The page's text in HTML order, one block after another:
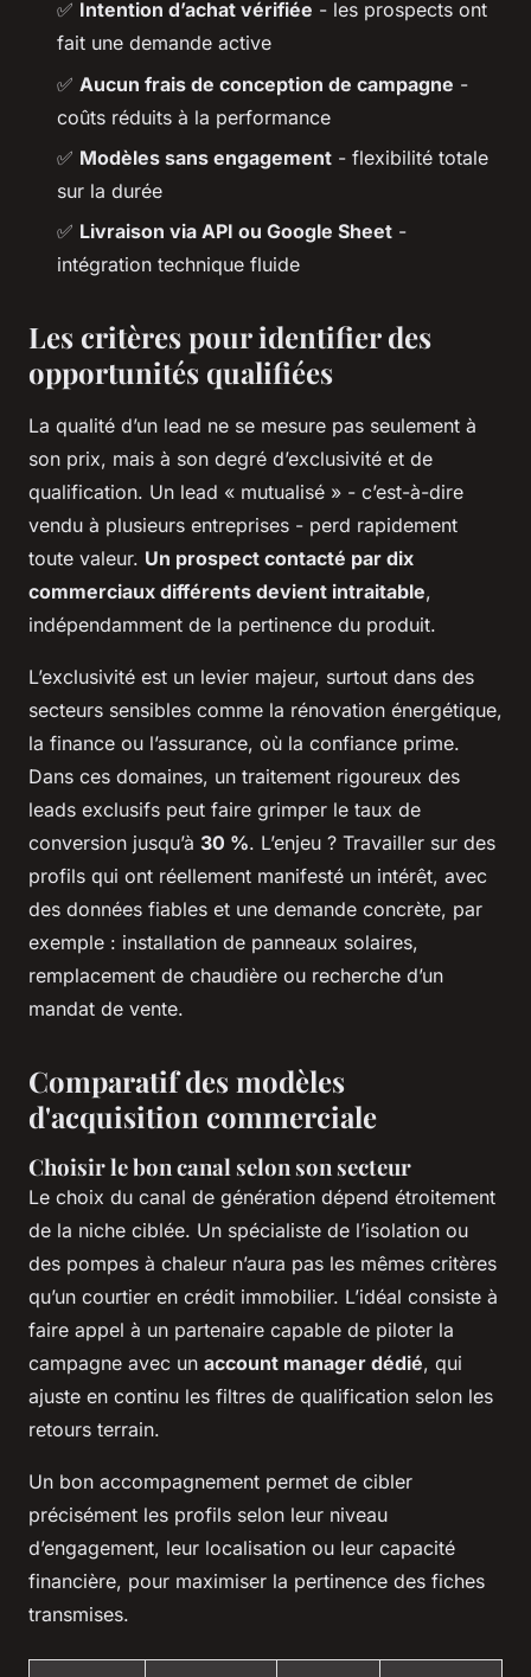
✅ Intention d’achat vérifiée - les prospects ont
fait une demande active
✅ Aucun frais de conception de campagne -
coûts réduits à la performance
✅ Modèles sans engagement - flexibilité totale
sur la durée
✅ Livraison via API ou Google Sheet -
intégration technique fluide
Les critères pour identifier des
opportunités qualifiées
La qualité d’un lead ne se mesure pas seulement à
son prix, mais à son degré d’exclusivité et de
qualification. Un lead « mutualisé » - c’est-à-dire
vendu à plusieurs entreprises - perd rapidement
toute valeur. Un prospect contacté par dix
commerciaux différents devient intraitable,
indépendamment de la pertinence du produit.
L’exclusivité est un levier majeur, surtout dans des
secteurs sensibles comme la rénovation énergétique,
la finance ou l’assurance, où la confiance prime.
Dans ces domaines, un traitement rigoureux des
leads exclusifs peut faire grimper le taux de
conversion jusqu’à 30 %. L’enjeu ? Travailler sur des
profils qui ont réellement manifesté un intérêt, avec
des données fiables et une demande concrète, par
exemple : installation de panneaux solaires,
remplacement de chaudière ou recherche d’un
mandat de vente.
Comparatif des modèles
d'acquisition commerciale
Choisir le bon canal selon son secteur
Le choix du canal de génération dépend étroitement
de la niche ciblée. Un spécialiste de l’isolation ou
des pompes à chaleur n’aura pas les mêmes critères
qu’un courtier en crédit immobilier. L’idéal consiste à
faire appel à un partenaire capable de piloter la
campagne avec un account manager dédié, qui
ajuste en continu les filtres de qualification selon les
retours terrain.
Un bon accompagnement permet de cibler
précisément les profils selon leur niveau
d’engagement, leur localisation ou leur capacité
financière, pour maximiser la pertinence des fiches
transmises.